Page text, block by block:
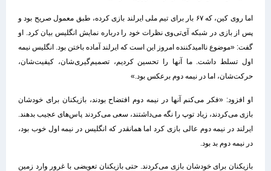
اما روی کین، که ۶۷ بار برای تیم ملی ایرلند بازی کرده، طبق معمول صریح بود و
پس از بازی در شبکه آی‌تی‌وی نظرات خود را درباره نمایش انگلیس بیان کرد. او
گفت: «موضوع ناامیدکننده امروز این است که ایرلند آماده باختن بود. انگلیس نیمه
اول تسلط داشت. ما آنها را تحسین کردیم، تصمیم‌گیری‌شان، کیفیت‌شان،
حرکت‌شان، اما در نیمه دوم برعکس بود.»
او افزود: «فکر می‌کنم آنها در نیمه دوم افتضاح بودند، بازیکنان برای خودشان
بازی می‌کردند، زیاد توپ را نگه می‌داشتند، سعی می‌کردند پاس‌های عجیب بدهند.
ایرلند در نیمه دوم عالی بازی کرد اما همانقدر که انگلیس در نیمه اول خوب بود،
در نیمه دوم بد بود.
بازیکنان برای خودشان بازی می‌کردند. حتی بازیکنان تعویضی با غرور وارد زمین